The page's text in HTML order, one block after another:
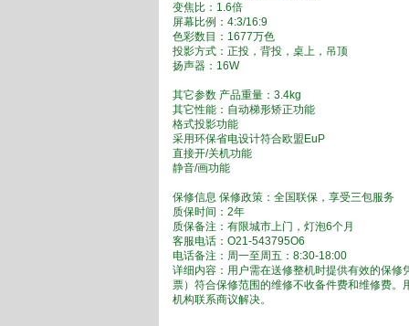
变焦比：1.6倍
屏幕比例：4:3/16:9
色彩数目：1677万色
投影方式：正投，背投，桌上，吊顶
扬声器：16W
其它参数 产品重量：3.4kg
其它性能：自动梯形矫正功能
格式投影功能
采用环保省电设计符合欧盟EuP
直接开/关机功能
静音/画功能
保修信息 保修政策：全国联保，享受三包服务
质保时间：2年
质保备注：有限城市上门，灯泡6个月
客服电话：O21-543795O6
电话备注：周一至周五：8:30-18:00
详细内容：用户需在送修整机时提供有效的保
票）符合保修范围的维修不收备件费和维修费
机构联系商议解决。